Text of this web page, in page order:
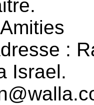
:
Israel.